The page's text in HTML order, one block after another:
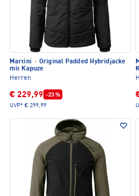
Martini · Original Padded Hybridjacke
mit Kapuze
Herren
€ 229,99 -23 %
UVP* € 299,99